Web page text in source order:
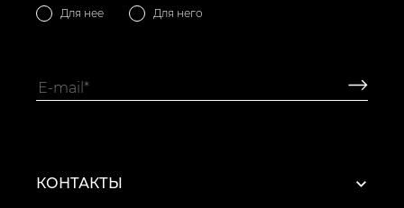
Для нее Для него
КОНТАКТЫ